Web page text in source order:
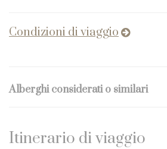
Condizioni di viaggio
Alberghi considerati o similari
Itinerario di viaggio